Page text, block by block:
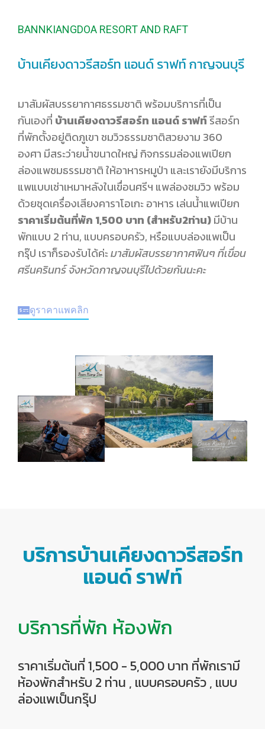
BANNKIANGDOA RESORT AND RAFT
บ้านเคียงดาวรีสอร์ท แอนด์ ราฟท์ กาญจนบุรี
มาสัมผัสบรรยากาศธรรมชาติ พร้อมบริการที่เป็น
กันเองที่ บ้านเคียงดาวรีสอร์ท แอนด์ราฟท์รีสอร์ท
ที่พักตั้งอยู่ติดภูเขา ชมวิวธรรมชาติสวยงาม 360
องศา มีสระว่ายน้ำขนาดใหญ่ กิจกรรมล่องแพเปียก
ล่องแพชมธรรมชาติ ให้อาหารหมูป่า และเรายังมีบริการ
แพแบบเช่าเหมาหลังในเขื่อนศรีฯ แพล่องชมวิว พร้อม
ด้วยชุดเครื่องเสียงคาราโอเกะ อาหาร เล่นน้ำแพเปียก
ราคาเริ่มต้นที่พัก 1,500 บาท (สำหรับ2ท่าน)มีบ้าน
พักแบบ 2 ท่าน, แบบครอบครัว, หรือแบบล่องแพเป็น
กรุ๊ป เราก็รองรับได้ค่ะมาสัมผัสบรรยากาศฟินๆ ที่เขื่อน
ศรีนครินทร์ จังหวัดกาญจนบุรีไปด้วยกันนะคะ
ดูราคาแพคลิก
บริการบ้านเคียงดาวรีสอร์ท
แอนด์ ราฟท์
บริการที่พัก ห้องพัก
ราคาเริ่มต้นที่ 1,500 - 5,000 บาท ที่พักเรามี
ห้องพักสำหรับ 2 ท่าน , แบบครอบครัว , แบบ
ล่องแพเป็นกรุ๊ป